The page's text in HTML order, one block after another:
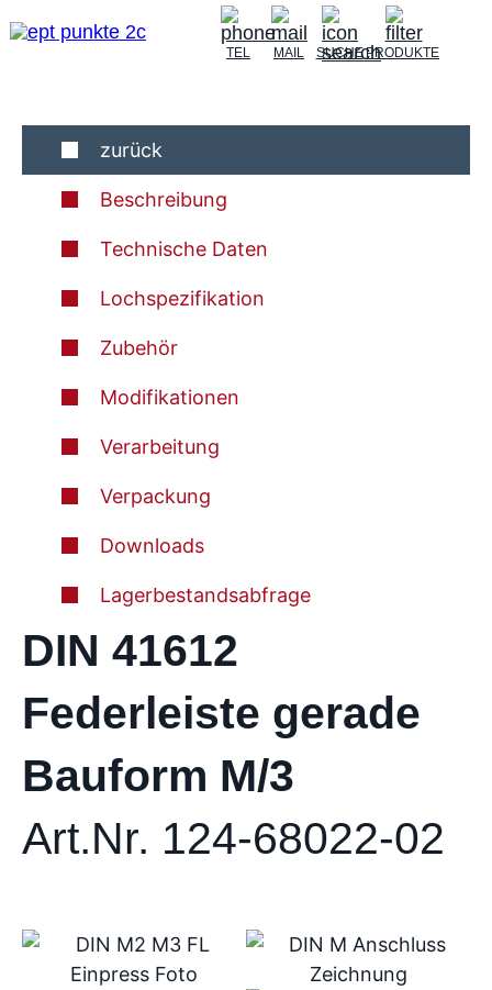
TEL MAIL SUCHEPRODUKTE
zurück
Beschreibung
Technische Daten
Lochspezifikation
Zubehör
Modifikationen
Verarbeitung
Verpackung
Downloads
Lagerbestandsabfrage
DIN 41612
Federleiste gerade
Bauform M/3
Art.Nr. 124-68022-02